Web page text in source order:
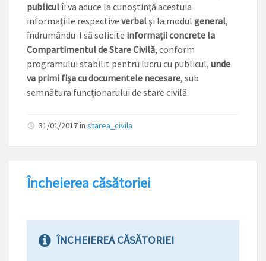
publiculîi va aduce la cunoştinţă acestuia
informaţiile respective verbalşi la modul general,
îndrumându-l să solicite informaţii concrete la
Compartimentul de Stare Civilă, conform
programului stabilit pentru lucru cu publicul, unde
va primi fişa cu documentele necesare, sub
semnătura funcţionarului de stare civilă.
31/01/2017in starea_civila
Încheierea căsătoriei
ÎNCHEIEREA CĂSĂTORIEI